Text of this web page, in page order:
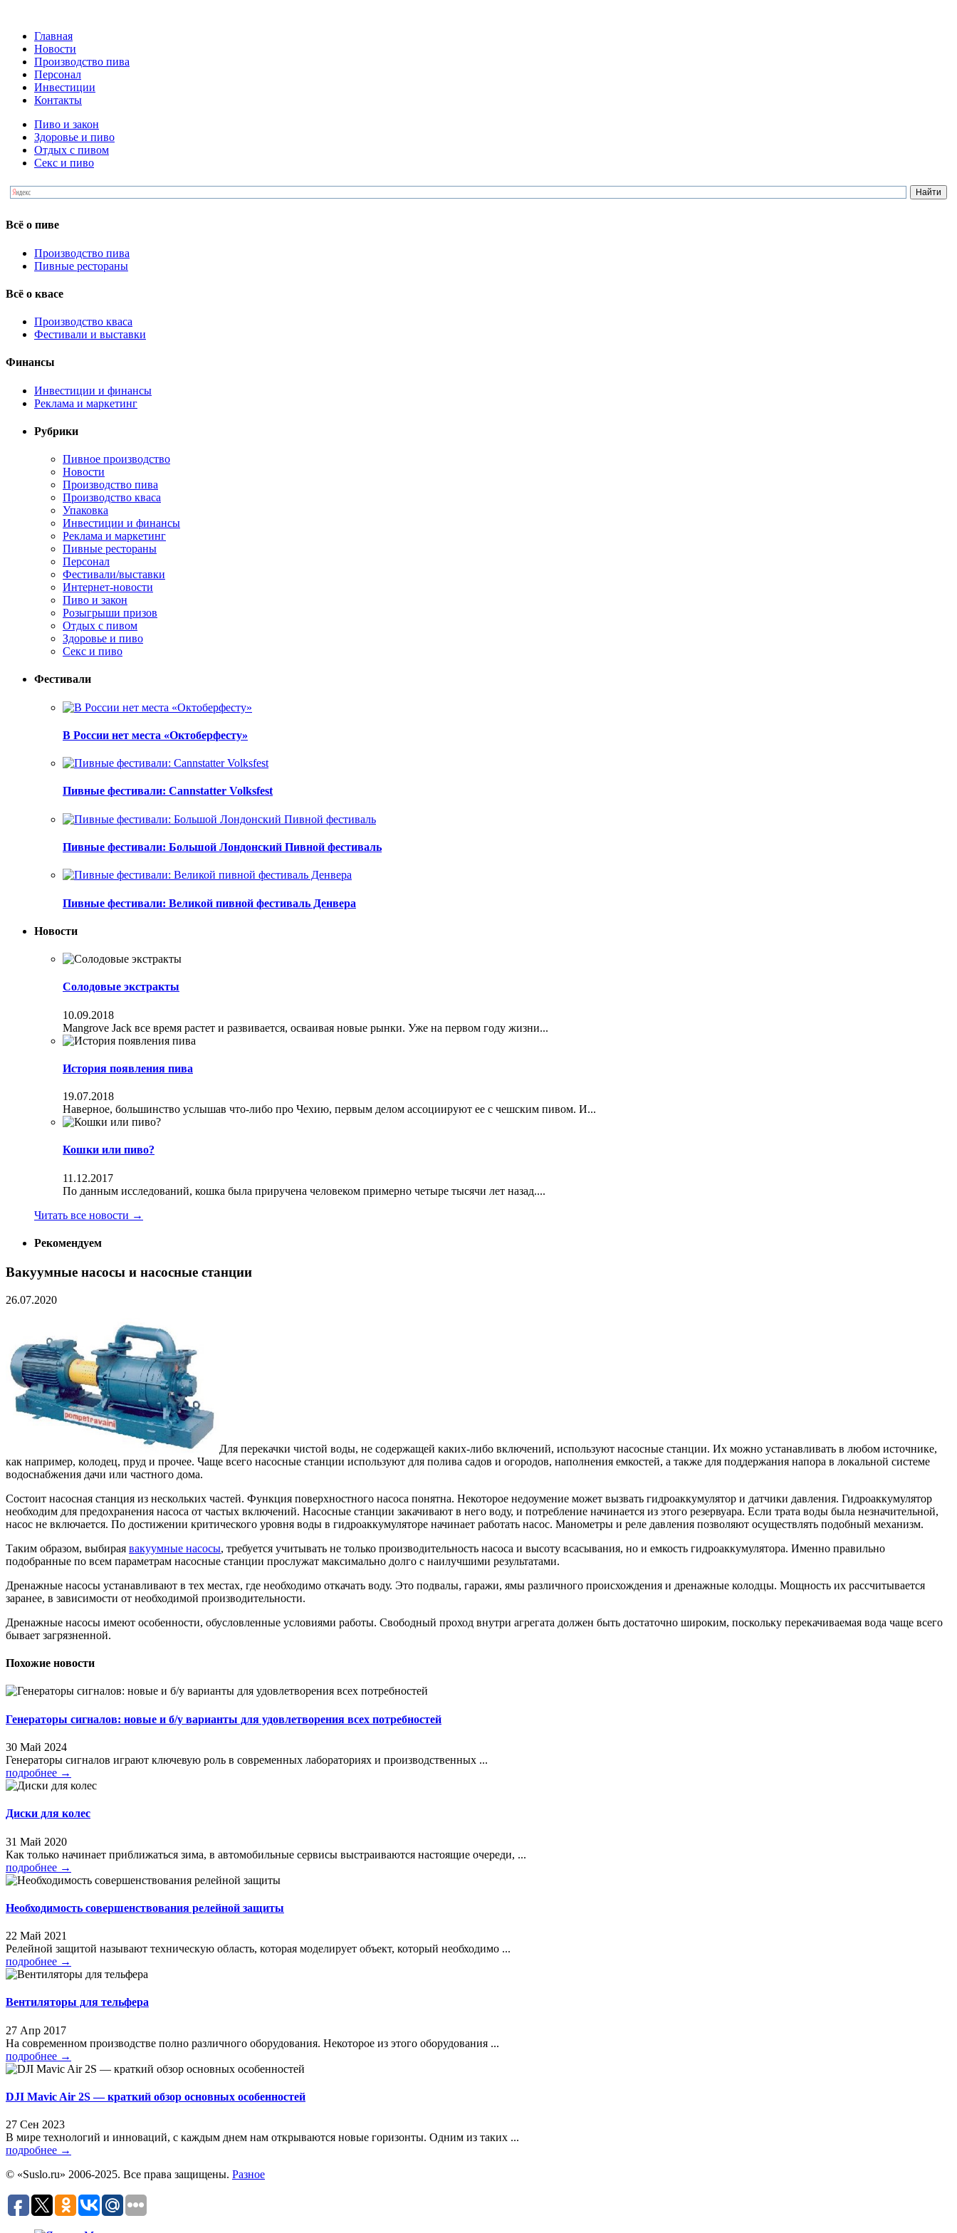
Главная
Новости
Производство пива
Персонал
Инвестиции
Контакты
Пиво и закон
Здоровье и пиво
Отдых с пивом
Секс и пиво
Всё о пиве
Производство пива
Пивные рестораны
Всё о квасе
Производство кваса
Фестивали и выставки
Финансы
Инвестиции и финансы
Реклама и маркетинг
Рубрики
Пивное производство
Новости
Производство пива
Производство кваса
Упаковка
Инвестиции и финансы
Реклама и маркетинг
Пивные рестораны
Персонал
Фестивали/выставки
Интернет-новости
Пиво и закон
Розыгрыши призов
Отдых с пивом
Здоровье и пиво
Секс и пиво
Фестивали
В России нет места «Октоберфесту»
Пивные фестивали: Cannstatter Volksfest
Пивные фестивали: Большой Лондонский Пивной фестиваль
Пивные фестивали: Великой пивной фестиваль Денвера
Новости
Солодовые экстракты
10.09.2018
Mangrove Jack все время растет и развивается, осваивая новые рынки. Уже на первом году жизни...
История появления пива
19.07.2018
Наверное, большинство услышав что-либо про Чехию, первым делом ассоциируют ее с чешским пивом. И...
Кошки или пиво?
11.12.2017
По данным исследований, кошка была приручена человеком примерно четыре тысячи лет назад....
Читать все новости →
Рекомендуем
Вакуумные насосы и насосные станции
26.07.2020
Для перекачки чистой воды, не содержащей каких-либо включений, используют насосные станции. Их можно устанавливать в любом источнике,
как например, колодец, пруд и прочее. Чаще всего насосные станции используют для полива садов и огородов, наполнения емкостей, а также для поддержания напора в локальной системе
водоснабжения дачи или частного дома.
Состоит насосная станция из нескольких частей. Функция поверхностного насоса понятна. Некоторое недоумение может вызвать гидроаккумулятор и датчики давления. Гидроаккумулятор
необходим для предохранения насоса от частых включений. Насосные станции закачивают в него воду, и потребление начинается из этого резервуара. Если трата воды была незначительной,
насос не включается. По достижении критического уровня воды в гидроаккумуляторе начинает работать насос. Манометры и реле давления позволяют осуществлять подобный механизм.
Таким образом, выбирая вакуумные насосы, требуется учитывать не только производительность насоса и высоту всасывания, но и емкость гидроаккумулятора. Именно правильно
подобранные по всем параметрам насосные станции прослужат максимально долго с наилучшими результатами.
Дренажные насосы устанавливают в тех местах, где необходимо откачать воду. Это подвалы, гаражи, ямы различного происхождения и дренажные колодцы. Мощность их рассчитывается
заранее, в зависимости от необходимой производительности.
Дренажные насосы имеют особенности, обусловленные условиями работы. Свободный проход внутри агрегата должен быть достаточно широким, поскольку перекачиваемая вода чаще всего
бывает загрязненной.
Похожие новости
Генераторы сигналов: новые и б/у варианты для удовлетворения всех потребностей
30 Май 2024
Генераторы сигналов играют ключевую роль в современных лабораториях и производственных ...
подробнее →
Диски для колес
31 Май 2020
Как только начинает приближаться зима, в автомобильные сервисы выстраиваются настоящие очереди, ...
подробнее →
Необходимость совершенствования релейной защиты
22 Май 2021
Релейной защитой называют техническую область, которая моделирует объект, который необходимо ...
подробнее →
Вентиляторы для тельфера
27 Апр 2017
На современном производстве полно различного оборудования. Некоторое из этого оборудования ...
подробнее →
DJI Mavic Air 2S — краткий обзор основных особенностей
27 Сен 2023
В мире технологий и инноваций, с каждым днем нам открываются новые горизонты. Одним из таких ...
подробнее →
© «Suslo.ru» 2006-2025. Все права защищены. Разное